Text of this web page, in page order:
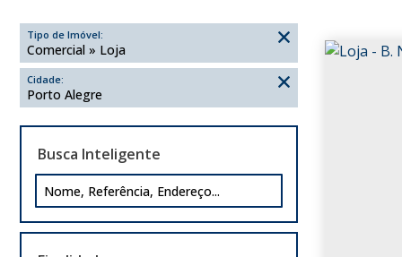
Tipo de Imóvel:
Comercial » Loja
Cidade:
Porto Alegre
Busca Inteligente